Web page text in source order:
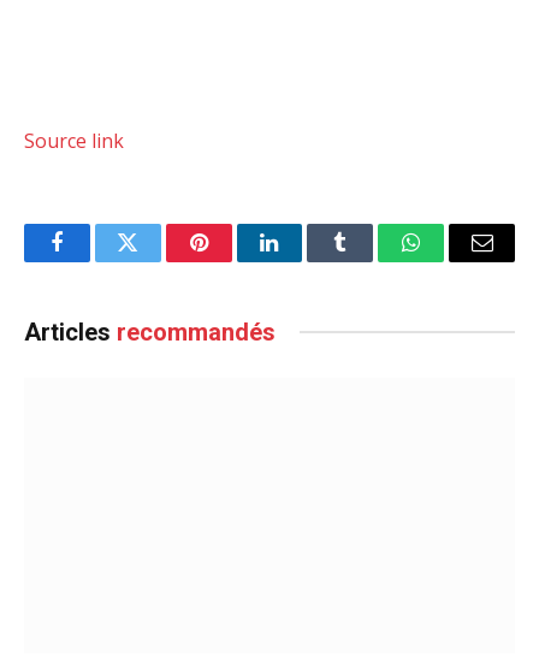
Source link
FacebookTwitter PinterestLinkedInTumblr WhatsAppEmail
Articles recommandés